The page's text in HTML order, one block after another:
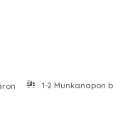
1-2 Munkanapon